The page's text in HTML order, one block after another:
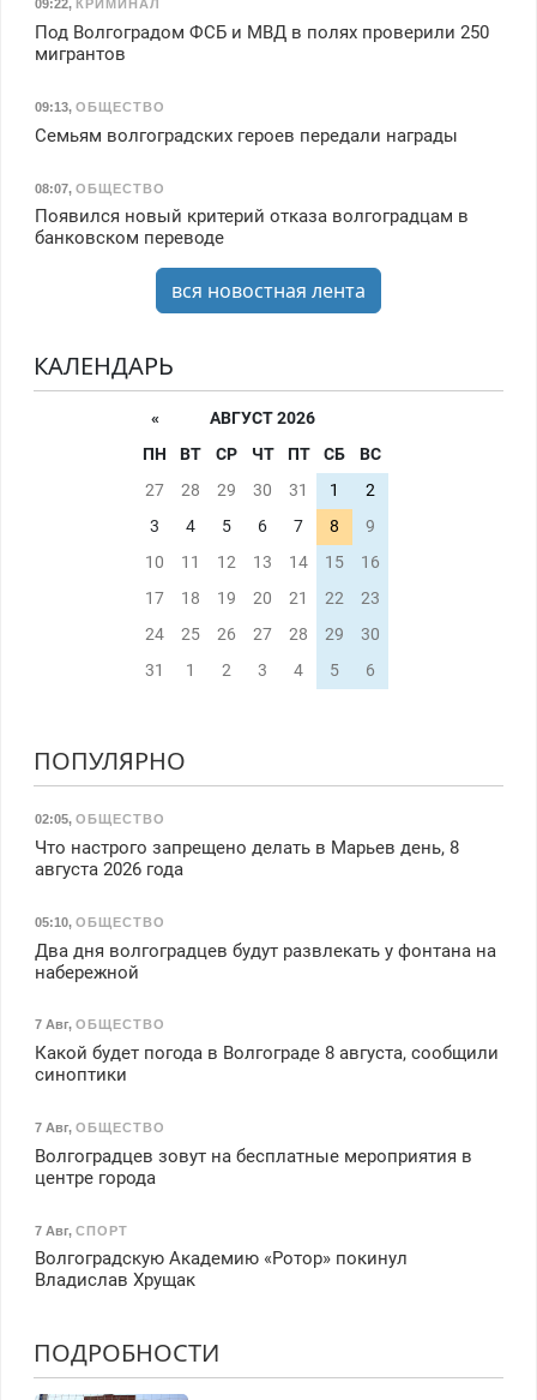
09:22, КРИМИНАЛ
Под Волгоградом ФСБ и МВД в полях проверили 250
мигрантов
09:13, ОБЩЕСТВО
Семьям волгоградских героев передали награды
08:07, ОБЩЕСТВО
Появился новый критерий отказа волгоградцам в
банковском переводе
вся новостная лента
КАЛЕНДАРЬ
«
АВГУСТ 2026
ПН
ВТ СР ЧТ ПТ СБ
ВС
27
28 29 30 31 1
2
3
4 5 6 7 8
9
10
11 12 13 14 15
16
17
18 19 20 21 22
23
24
25 26 27 28 29
30
31
1 2 3 4 5 6
ПОПУЛЯРНО
02:05, ОБЩЕСТВО
Что настрого запрещено делать в Марьев день, 8
августа 2026 года
05:10, ОБЩЕСТВО
Два дня волгоградцев будут развлекать у фонтана на
набережной
7 Авг, ОБЩЕСТВО
Какой будет погода в Волгограде 8 августа, сообщили
синоптики
7 Авг, ОБЩЕСТВО
Волгоградцев зовут на бесплатные мероприятия в
центре города
7 Авг, СПОРТ
Волгоградскую Академию «Ротор» покинул
Владислав Хрущак
ПОДРОБНОСТИ